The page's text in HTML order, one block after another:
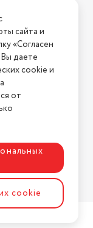
нам
нас есть всё!
сайта и
«Согласен
даете
cookie и
от
cookie